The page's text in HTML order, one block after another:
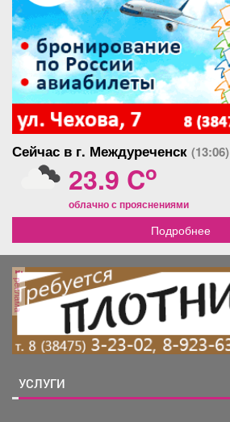
Сейчас в г. Междуреченск (13:06)
23.9 Co
облачно с прояснениями
Подробнее
реклама
УСЛУГИ